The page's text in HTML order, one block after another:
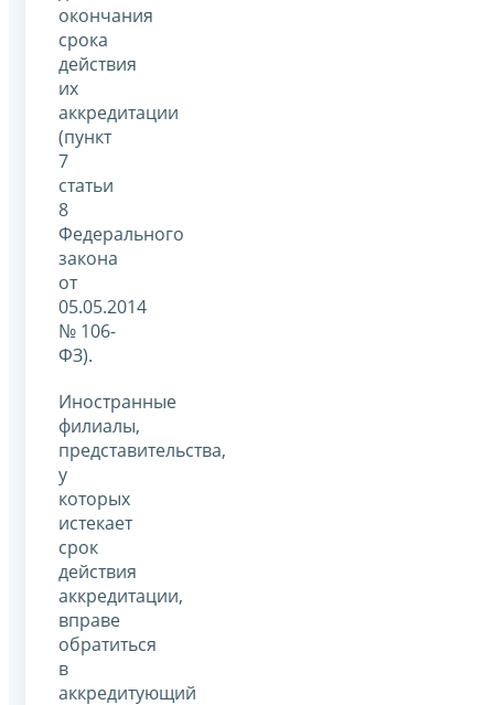
окончания
срока
действия
их
аккредитации
(пункт
7
статьи
8
Федерального
закона
от
05.05.2014
№ 106-
ФЗ).
Иностранные
филиалы,
представительства,
у
которых
истекает
срок
действия
аккредитации,
вправе
обратиться
в
аккредитующий